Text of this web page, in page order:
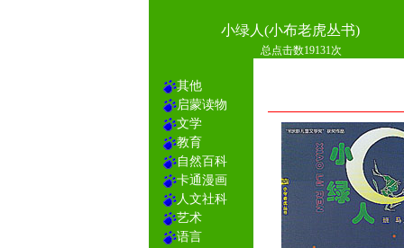
小绿人(小布老虎丛书)
总点击数19131次
其他
启蒙读物
文学
教育
自然百科
卡通漫画
人文社科
艺术
语言